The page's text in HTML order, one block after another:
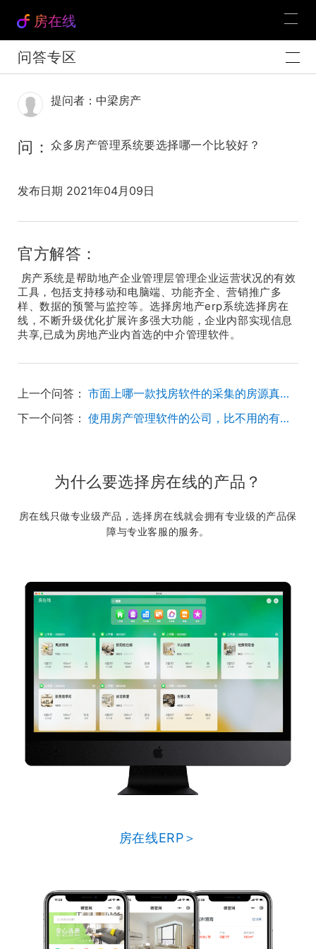
房在线
问答专区
提问者：中梁房产
问： 众多房产管理系统要选择哪一个比较好？
发布日期 2021年04月09日
官方解答：
房产系统是帮助地产企业管理层管理企业运营状况的有效
工具，包括支持移动和电脑端、功能齐全、营销推广多
样、数据的预警与监控等。选择房地产erp系统选择房在
线，不断升级优化扩展许多强大功能，企业内部实现信息
共享,已成为房地产业内首选的中介管理软件。
上一个问答：
市面上哪一款找房软件的采集的房源真实性比较高？
下一个问答：
使用房产管理软件的公司，比不用的有哪些优势？
为什么要选择房在线的产品？
房在线只做专业级产品，选择房在线就会拥有专业级的产品保
障与专业客服的服务。
房在线ERP＞